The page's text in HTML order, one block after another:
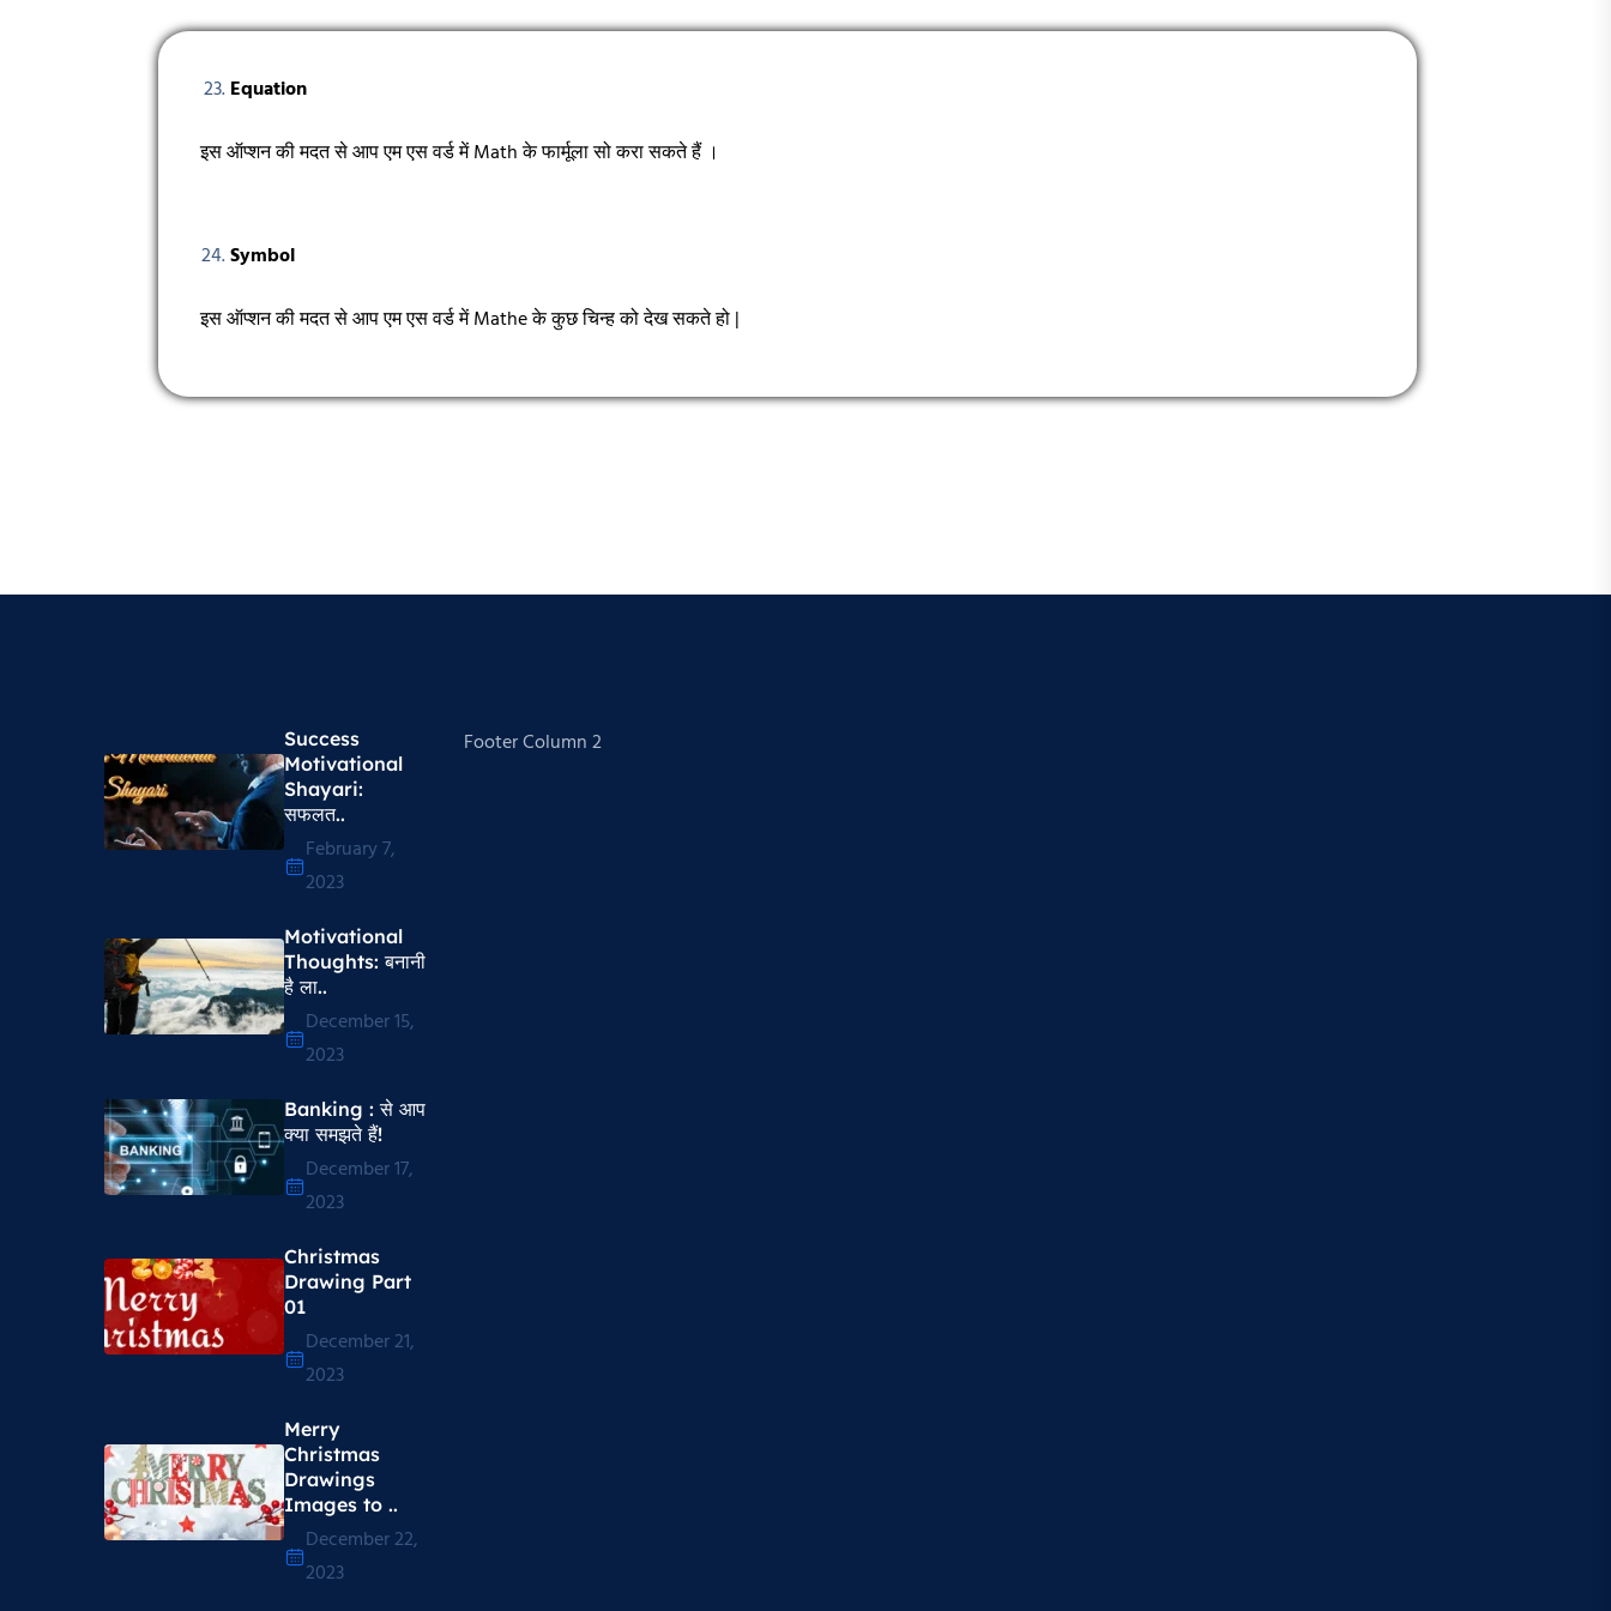
Equation
इस ऑप्शन की मदत से आप एम एस वर्ड में Math के फार्मूला सो करा सकते हैं ।
Symbol
इस ऑप्शन की मदत से आप एम एस वर्ड में Mathe के कुछ चिन्ह को देख सकते हो |
Success
Motivational
Shayari​:
सफलत..
February 7,
2023
Motivational
Thoughts​: बनानी
है ला..
December 15,
2023
Banking : से आप
क्या समझते हैं!
December 17,
2023
Christmas
Drawing Part
01
December 21,
2023
Merry
Christmas
Drawings
Images to ..
December 22,
2023
Footer Column 2